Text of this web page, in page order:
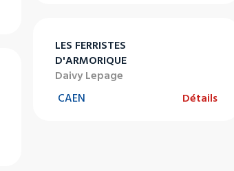
LES FERRISTES
D'ARMORIQUE
Daivy Lepage
CAEN
Détails